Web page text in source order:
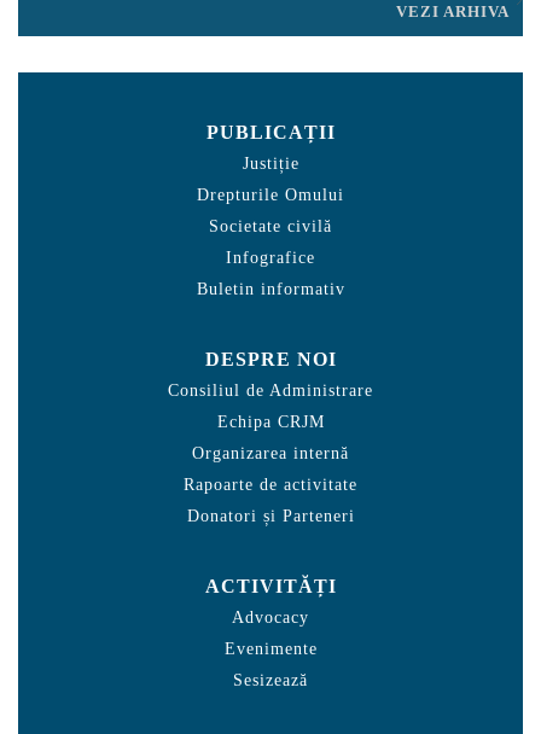
VEZI ARHIVA
PUBLICAȚII
Justiție
Drepturile Omului
Societate civilă
Infografice
Buletin informativ
DESPRE NOI
Consiliul de Administrare
Echipa CRJM
Organizarea internă
Rapoarte de activitate
Donatori și Parteneri
ACTIVITĂȚI
Advocacy
Evenimente
Sesizează